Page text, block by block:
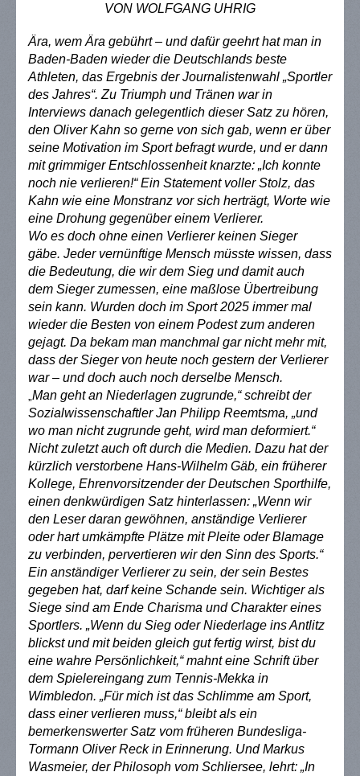
VON WOLFGANG UHRIG
Ära, wem Ära gebührt – und dafür geehrt hat man in
Baden-Baden wieder die Deutschlands beste
Athleten, das Ergebnis der Journalistenwahl „Sportler
des Jahres“. Zu Triumph und Tränen war in
Interviews danach gelegentlich dieser Satz zu hören,
den Oliver Kahn so gerne von sich gab, wenn er über
seine Motivation im Sport befragt wurde, und er dann
mit grimmiger Entschlossenheit knarzte: „Ich konnte
noch nie verlieren!“ Ein Statement voller Stolz, das
Kahn wie eine Monstranz vor sich herträgt, Worte wie
eine Drohung gegenüber einem Verlierer.
Wo es doch ohne einen Verlierer keinen Sieger
gäbe. Jeder vernünftige Mensch müsste wissen, dass
die Bedeutung, die wir dem Sieg und damit auch
dem Sieger zumessen, eine maßlose Übertreibung
sein kann. Wurden doch im Sport 2025 immer mal
wieder die Besten von einem Podest zum anderen
gejagt. Da bekam man manchmal gar nicht mehr mit,
dass der Sieger von heute noch gestern der Verlierer
war – und doch auch noch derselbe Mensch.
Man geht an Niederlagen zugrunde,“ schreibt der
Sozialwissenschaftler Jan Philipp Reemtsma, „und
wo man nicht zugrunde geht, wird man deformiert.“
Nicht zuletzt auch oft durch die Medien. Dazu hat der
kürzlich verstorbene Hans-Wilhelm Gäb, ein früherer
Kollege, Ehrenvorsitzender der Deutschen Sporthilfe,
einen denkwürdigen Satz hinterlassen: „Wenn wir
den Leser daran gewöhnen, anständige Verlierer
oder hart umkämpfte Plätze mit Pleite oder Blamage
zu verbinden, pervertieren wir den Sinn des Sports.“
Ein anständiger Verlierer zu sein, der sein Bestes
gegeben hat, darf keine Schande sein. Wichtiger als
Siege sind am Ende Charisma und Charakter eines
Sportlers. „Wenn du Sieg oder Niederlage ins Antlitz
blickst und mit beiden gleich gut fertig wirst, bist du
eine wahre Persönlichkeit,“ mahnt eine Schrift über
dem Spielereingang zum Tennis-Mekka in
Wimbledon. „Für mich ist das Schlimme am Sport,
dass einer verlieren muss,“ bleibt als ein
bemerkenswerter Satz vom früheren Bundesliga-
Tormann Oliver Reck in Erinnerung. Und Markus
Wasmeier, der Philosoph vom Schliersee, lehrt: „In